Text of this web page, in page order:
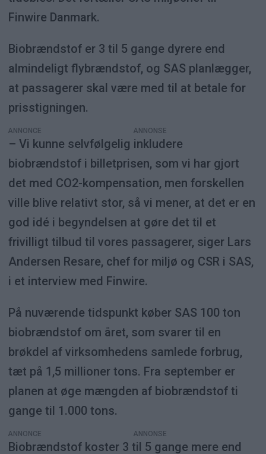
Finwire Danmark.
Biobrændstof er 3 til 5 gange dyrere end
almindeligt flybrændstof, og SAS planlægger,
at passagerer skal være med til at betale for
prisstigningen.
ANNONCE
– Vi kunne selvfølgelig inkludere
biobrændstof i billetprisen, som vi har gjort
det med CO2-kompensation, men forskellen
ville blive relativt stor, så vi mener, at det er en
god idé i begyndelsen at gøre det til et
frivilligt tilbud til vores passagerer, siger Lars
Andersen Resare, chef for miljø og CSR i SAS,
i et interview med Finwire.
På nuværende tidspunkt køber SAS 100 ton
biobrændstof om året, som svarer til en
brøkdel af virksomhedens samlede forbrug,
tæt på 1,5 millioner tons. Fra september er
planen at øge mængden af biobrændstof ti
gange til 1.000 tons.
ANNONCE
Biobrændstof koster 3 til 5 gange mere end